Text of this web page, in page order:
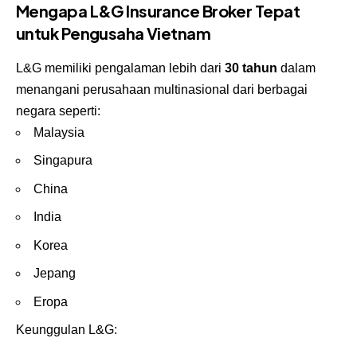
Mengapa L&G Insurance Broker Tepat
untuk Pengusaha Vietnam
L&G memiliki pengalaman lebih dari 30 tahun dalam
menangani perusahaan multinasional dari berbagai
negara seperti:
Malaysia
Singapura
China
India
Korea
Jepang
Eropa
Keunggulan L&G: